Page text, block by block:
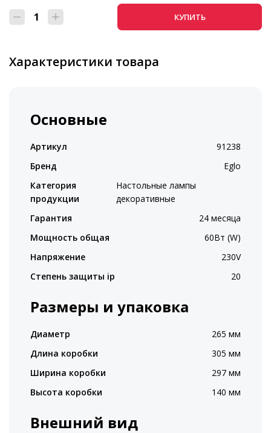
КУПИТЬ
Характеристики товара
Основные
Артикул
91238
Бренд
Eglo
Категория
продукции
Настольные лампы
декоративные
Гарантия
24 месяца
Мощность общая
60Вт (W)
Напряжение
230V
Степень защиты ip
20
Размеры и упаковка
Диаметр
265 мм
Длина коробки
305 мм
Ширина коробки
297 мм
Высота коробки
140 мм
Внешний вид